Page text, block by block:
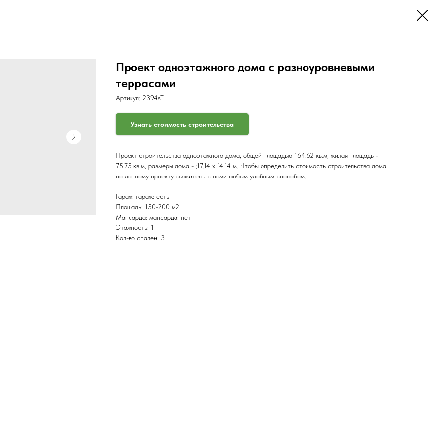
Проект одноэтажного дома с разноуровневыми
террасами
Артикул: 2394sT
Узнать стоимость строительства
Проект строительства одноэтажного дома, общей площадью 164.62 кв.м, жилая площадь -
75.75 кв.м, размеры дома - ;17.14 x 14.14 м. Чтобы определить стоимость строительства дома
по данному проекту свяжитесь с нами любым удобным способом.
Гараж: гараж: есть
Площадь: 150-200 м2
Мансарда: мансарда: нет
Этажность: 1
Кол-во спален: 3